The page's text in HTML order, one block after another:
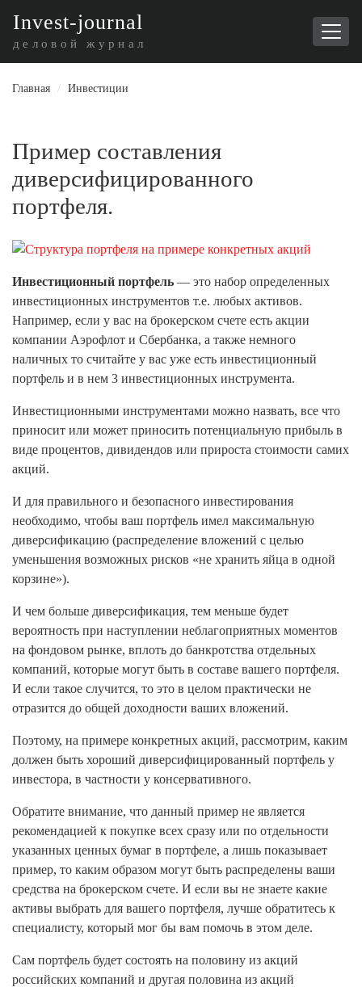
Invest-journal
деловой журнал
Главная / Инвестиции
Пример составления
диверсифицированного
портфеля.
Инвестиционный портфель — это набор определенных
инвестиционных инструментов т.е. любых активов.
Например, если у вас на брокерском счете есть акции
компании Аэрофлот и Сбербанка, а также немного
наличных то считайте у вас уже есть инвестиционный
портфель и в нем 3 инвестиционных инструмента.
Инвестиционными инструментами можно назвать, все что
приносит или может приносить потенциальную прибыль в
виде процентов, дивидендов или прироста стоимости самих
акций.
И для правильного и безопасного инвестирования
необходимо, чтобы ваш портфель имел максимальную
диверсификацию (распределение вложений с целью
уменьшения возможных рисков «не хранить яйца в одной
корзине»).
И чем больше диверсификация, тем меньше будет
вероятность при наступлении неблагоприятных моментов
на фондовом рынке, вплоть до банкротства отдельных
компаний, которые могут быть в составе вашего портфеля.
И если такое случится, то это в целом практически не
отразится до общей доходности ваших вложений.
Поэтому, на примере конкретных акций, рассмотрим, каким
должен быть хороший диверсифицированный портфель у
инвестора, в частности у консервативного.
Обратите внимание, что данный пример не является
рекомендацией к покупке всех сразу или по отдельности
указанных ценных бумаг в портфеле, а лишь показывает
пример, то каким образом могут быть распределены ваши
средства на брокерском счете. И если вы не знаете какие
активы выбрать для вашего портфеля, лучше обратитесь к
специалисту, который мог бы вам помочь в этом деле.
Сам портфель будет состоять на половину из акций
российских компаний и другая половина из акций